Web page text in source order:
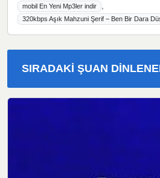
mobil En Yeni Mp3ler indir ,
320kbps Aşık Mahzuni Şerif – Ben Bir Dara
SIRADAKI ŞUAN